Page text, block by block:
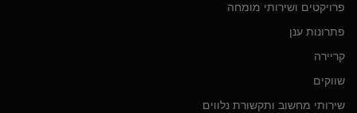
פרויקטים ושירותי מומחה
פתרונות ענן
קריירה
שווקים
שירותי מחשוב ותקשורת נלווים